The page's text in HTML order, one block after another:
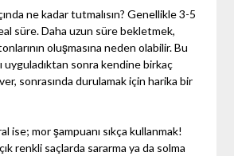
ne kadar tutmalısın? Genellikle 3-5
süre. Daha uzun süre bekletmek,
oluşmasına neden olabilir. Bu
uyguladıktan sonra kendine birkaç
sonrasında durulamak için harika bir
ise; mor şampuanı sıkça kullanmak!
renkli saçlarda sararma ya da solma